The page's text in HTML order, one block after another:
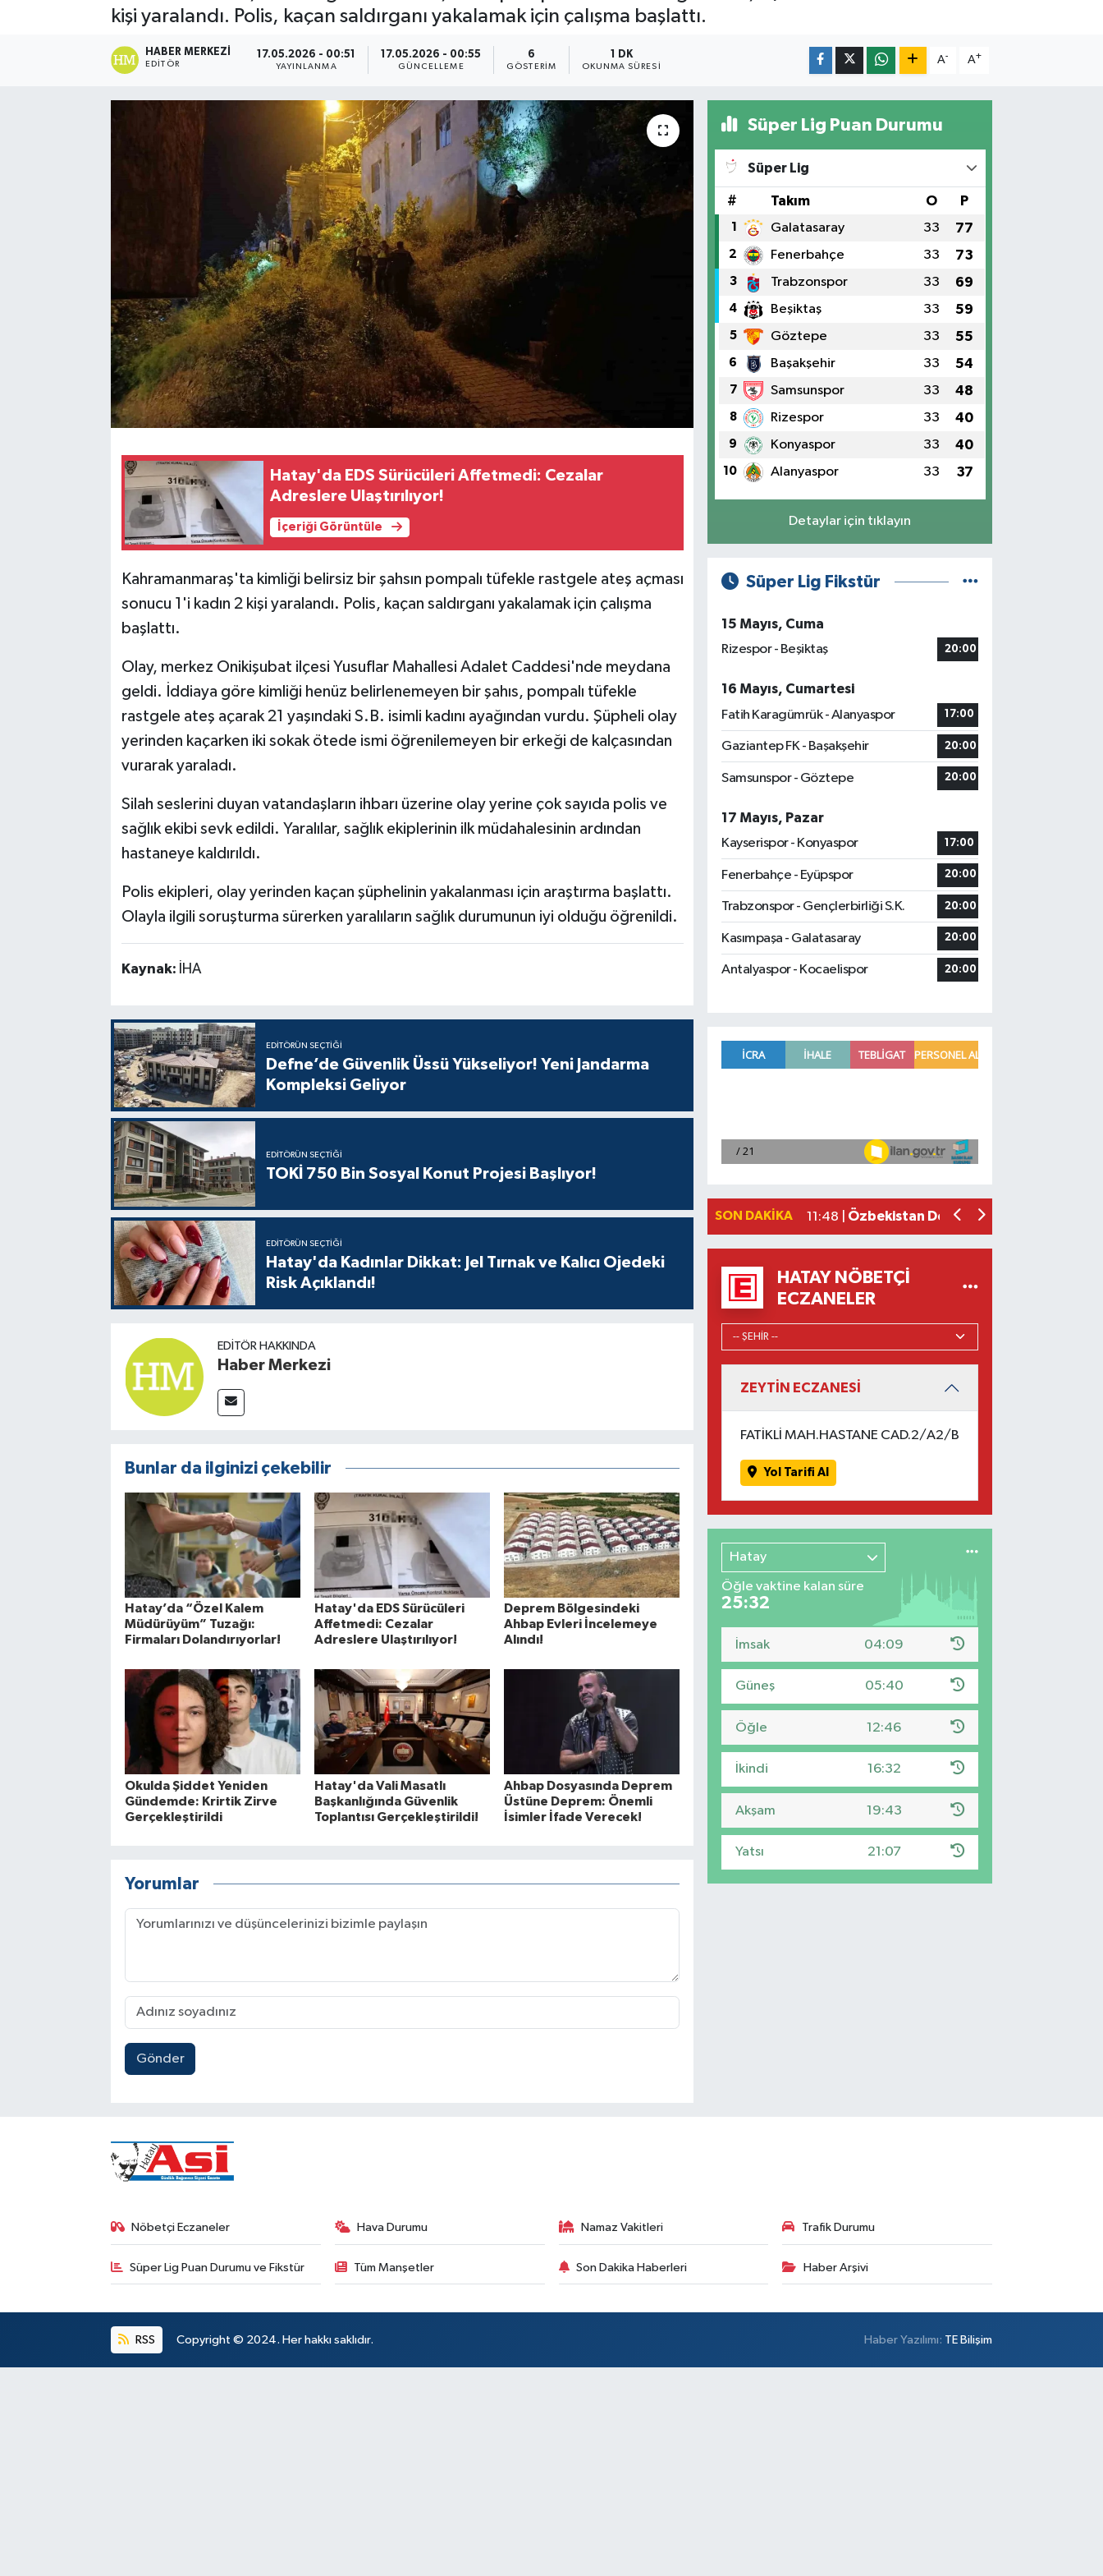
kişi yaralandı. Polis, kaçan saldırganı yakalamak için çalışma başlattı.
HABER MERKEZI
EDITÖR
17.05.2026 - 00:51
YAYINLANMA
17.05.2026 - 00:55
GÜNCELLEME
6
GÖSTERIM
1 DK
OKUNMA SÜRESI
A- A+
Hatay'da EDS Sürücüleri Affetmedi: Cezalar
Adreslere Ulaştırılıyor!
İçeriği Görüntüle
Kahramanmaraş'ta kimliği belirsiz bir şahsın pompalı tüfekle rastgele ateş açması
sonucu 1'i kadın 2 kişi yaralandı. Polis, kaçan saldırganı yakalamak için çalışma
başlattı.
Olay, merkez Onikişubat ilçesi Yusuflar Mahallesi Adalet Caddesi'nde meydana
geldi. İddiaya göre kimliği henüz belirlenemeyen bir şahıs, pompalı tüfekle
rastgele ateş açarak 21 yaşındaki S.B. isimli kadını ayağından vurdu. Şüpheli olay
yerinden kaçarken iki sokak ötede ismi öğrenilemeyen bir erkeği de kalçasından
vurarak yaraladı.
Silah seslerini duyan vatandaşların ihbarı üzerine olay yerine çok sayıda polis ve
sağlık ekibi sevk edildi. Yaralılar, sağlık ekiplerinin ilk müdahalesinin ardından
hastaneye kaldırıldı.
Polis ekipleri, olay yerinden kaçan şüphelinin yakalanması için araştırma başlattı.
Olayla ilgili soruşturma sürerken yaralıların sağlık durumunun iyi olduğu öğrenildi.
Kaynak: İHA
EDITÖRÜN SEÇTIĞI
Defne’de Güvenlik Üssü Yükseliyor! Yeni Jandarma
Kompleksi Geliyor
EDITÖRÜN SEÇTIĞI
TOKİ 750 Bin Sosyal Konut Projesi Başlıyor!
EDITÖRÜN SEÇTIĞI
Hatay'da Kadınlar Dikkat: Jel Tırnak ve Kalıcı Ojedeki
Risk Açıklandı!
EDITÖR HAKKINDA
Haber Merkezi
Bunlar da ilginizi çekebilir
Hatay’da “Özel Kalem
Müdürüyüm” Tuzağı:
Firmaları Dolandırıyorlar!
Hatay'da EDS Sürücüleri
Affetmedi: Cezalar
Adreslere Ulaştırılıyor!
Deprem Bölgesindeki
Ahbap Evleri İncelemeye
Alındı!
Okulda Şiddet Yeniden
Gündemde: Krirtik Zirve
Gerçekleştirildi
Hatay'da Vali Masatlı
Başkanlığında Güvenlik
Toplantısı Gerçekleştirildi!
Ahbap Dosyasında Deprem
Üstüne Deprem: Önemli
İsimler İfade Verecek!
Yorumlar
Gönder
Süper Lig Puan Durumu
Süper Lig
# Takım O P
1 Galatasaray 33 77
2 Fenerbahçe 33 73
3 Trabzonspor 33 69
4 Beşiktaş 33 59
5 Göztepe 33 55
6 Başakşehir 33 54
7 Samsunspor 33 48
8 Rizespor 33 40
9 Konyaspor 33 40
10 Alanyaspor 33 37
Detaylar için tıklayın
Süper Lig Fikstür
15 Mayıs, Cuma
Rizespor - Beşiktaş
20:00
16 Mayıs, Cumartesi
Fatih Karagümrük - Alanyaspor
17:00
Gaziantep FK - Başakşehir 20:00
Samsunspor - Göztepe 20:00
17 Mayıs, Pazar
Kayserispor - Konyaspor
17:00
Fenerbahçe - Eyüpspor 20:00
Trabzonspor - Gençlerbirliği S.K. 20:00
Kasımpaşa - Galatasaray 20:00
Antalyaspor - Kocaelispor 20:00
SON DAKIKA
Toprak Razgatlıoğlu, MotoGP'de
11:48 | Özbekistan Devlet Tarih Müzesi
HATAY NÖBETÇI
ECZANELER
ZEYTİN ECZANESİ
FATİKLİ MAH.HASTANE CAD.2/A2/B
Yol Tarifi Al
Hatay
Öğle vaktine kalan süre
25:31
İmsak 04:09
Güneş 05:40
Öğle 12:46
İkindi 16:32
Akşam 19:43
Yatsı 21:07
Nöbetçi Eczaneler Hava Durumu Namaz Vakitleri Trafik Durumu
Süper Lig Puan Durumu ve Fikstür Tüm Manşetler Son Dakika Haberleri Haber Arşivi
RSS Copyright © 2024. Her hakkı saklıdır. Haber Yazılımı: TE Bilişim